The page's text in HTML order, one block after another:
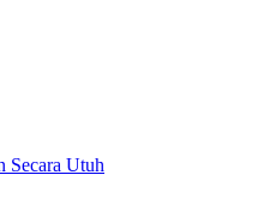
Secara Utuh